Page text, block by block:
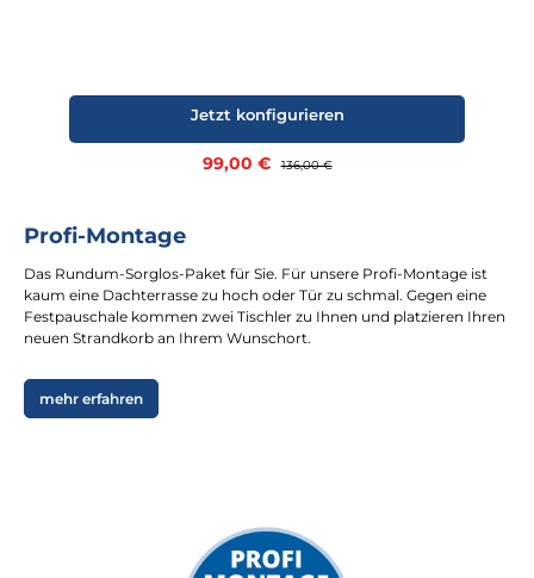
Verkaufspreis:
99,00 € Regulärer Preis:
136,00 €
Jetzt konfigurieren
Profi-Montage
Das Rundum-Sorglos-Paket für Sie. Für unsere Profi-Montage ist
kaum eine Dachterrasse zu hoch oder Tür zu schmal. Gegen eine
Festpauschale kommen zwei Tischler zu Ihnen und platzieren Ihren
neuen Strandkorb an Ihrem Wunschort.
mehr erfahren